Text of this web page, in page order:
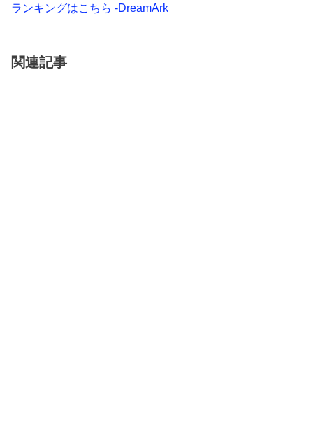
ランキングはこちら -DreamArk
関連記事